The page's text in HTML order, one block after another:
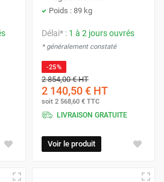
Poids : 89 kg
Délai* : 1 à 2 jours ouvrés
* généralement constaté
-25%
2 854,00 €HT
2 140,50 € HT
soit 2 568,60 € TTC
LIVRAISON GRATUITE
Voir le produit